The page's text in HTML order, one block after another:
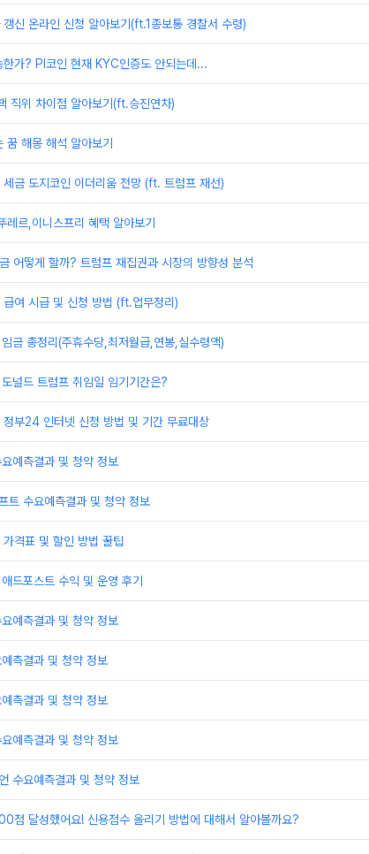
신 온라인 신청 알아보기(ft.1종보통 경찰서 수령)
한가? PI코인 현재 KYC인증도 안되는데...
직위 차이점 알아보기(ft.승진연차)
꿈 해몽 해석 알아보기
세금 도지코인 이더리움 전망 (ft. 트럼프 재선)
레르,이니스프리 혜택 알아보기
어떻게 할까? 트럼프 재집권과 시장의 방향성 분석
급여 시급 및 신청 방법 (ft.업무정리)
금 총정리(주휴수당,최저월급,연봉,실수령액)
널드 트럼프 취임일 임기기간은?
정부24 인터넷 신청 방법 및 기간 무료대상
예측결과 및 청약 정보
트 수요예측결과 및 청약 정보
격표 및 할인 방법 꿀팁
드포스트 수익 및 운영 후기
예측결과 및 청약 정보
측결과 및 청약 정보
측결과 및 청약 정보
예측결과 및 청약 정보
수요예측결과 및 청약 정보
점 달성했어요! 신용점수 올리기 방법에 대해서 알아볼까요?